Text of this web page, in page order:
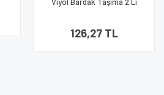
Viyol Bardak Taşima 2 Li
126,27 TL